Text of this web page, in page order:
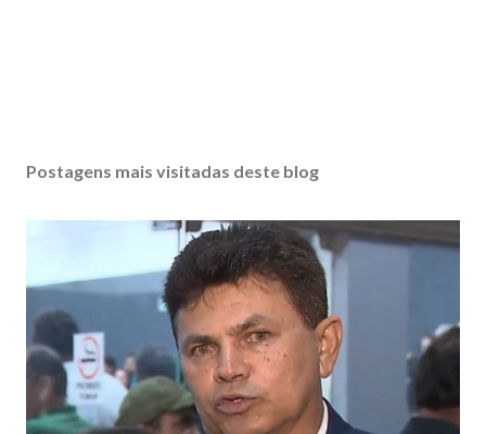
Postagens mais visitadas deste blog